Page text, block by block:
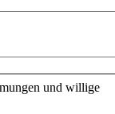
und willige